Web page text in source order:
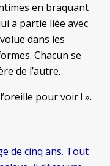
en braquant
a partie liée avec
dans les
Chacun se
de l’autre.
pour voir ! ».
de cinq ans. Tout